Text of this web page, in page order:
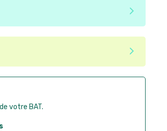
à partir de matériaux recyclés ou
obtenir une seconde vie après
n'entre pas dans les critères d'éco-
pouvez passer commande en ligne sur
carte bancaire
après la commande
après la commande
votre BAT.